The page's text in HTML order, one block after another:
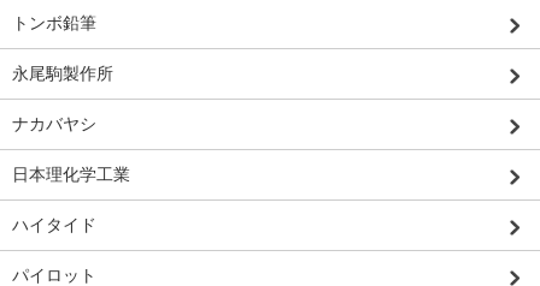
トンボ鉛筆
永尾駒製作所
ナカバヤシ
日本理化学工業
ハイタイド
パイロット